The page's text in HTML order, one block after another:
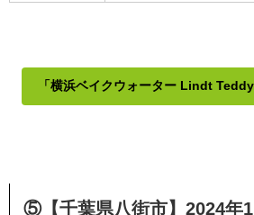
「横浜ベイクウォーター Lindt
⑤【千葉県八街市】2024年